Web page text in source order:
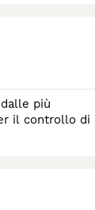
più
il controllo di